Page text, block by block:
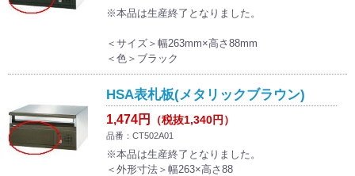
※本品は生産終了となりました。
＜サイズ＞幅263mm×高さ88mm
＜色＞ブラック
HSA表札板(メタリックブラウン)
1,474円 （税抜1,340円）
品番：CT502A01
※本品は生産終了となりました。
＜外形寸法＞幅263×高さ88